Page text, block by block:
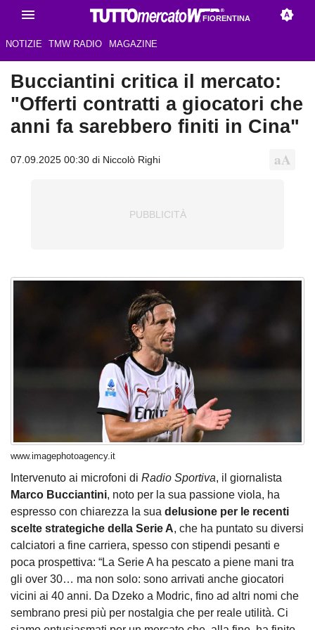
FIORENTINA
NOTIZIE TMW RADIO MAGAZINE
Bucciantini critica il mercato:
"Offerti contratti a giocatori che
anni fa sarebbero finiti in Cina"
07.09.2025 00:30 di Niccolò Righi
www.imagephotoagency.it
Intervenuto ai microfoni di Radio Sportiva, il giornalista
Marco Bucciantini, noto per la sua passione viola, ha
espresso con chiarezza la sua delusione per le recenti
scelte strategiche della Serie A, che ha puntato su diversi
calciatori a fine carriera, spesso con stipendi pesanti e
poca prospettiva: “La Serie A ha pescato a piene mani tra
gli over 30… ma non solo: sono arrivati anche giocatori
vicini ai 40 anni. Da Dzeko a Modric, fino ad altri nomi che
sembrano presi più per nostalgia che per reale utilità. Ci